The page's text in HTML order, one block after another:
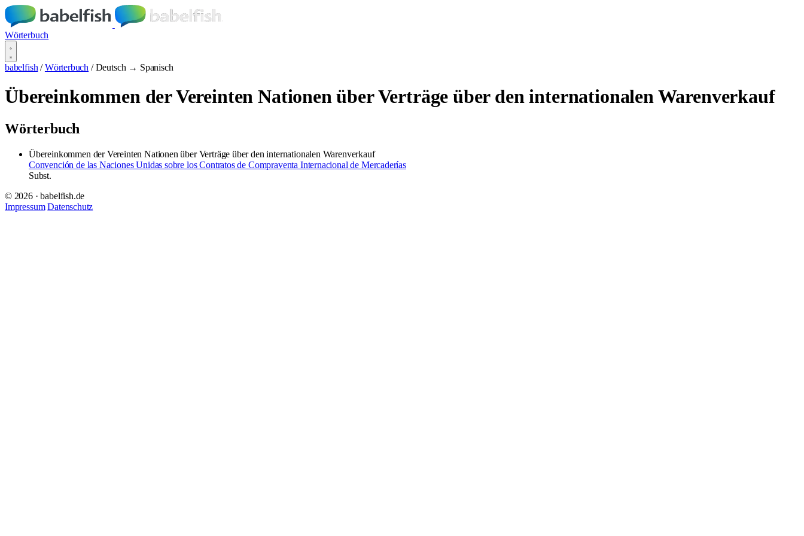
Wörterbuch
babelfish / Wörterbuch / Deutsch → Spanisch
Übereinkommen der Vereinten Nationen über Verträge über den internationalen Warenverkauf
Wörterbuch
Übereinkommen der Vereinten Nationen über Verträge über den internationalen Warenverkauf
Convención de las Naciones Unidas sobre los Contratos de Compraventa Internacional de Mercaderías
Subst.
© 2026 · babelfish.de
Impressum Datenschutz